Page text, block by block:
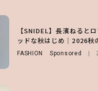
【SNIDEL】長濱ねると
ッドな秋はじめ｜2026秋
FASHION Sponsored
【森香澄】理想のスタイ
キープの秘訣や夏の過ご
ビュー！
ENTERTAINMENT
【付録】総柄ハローキテ
ノ国屋コラボの“優秀保
い味方！【オトナミュー